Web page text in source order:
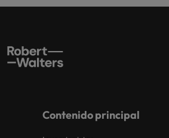
Contenido principal